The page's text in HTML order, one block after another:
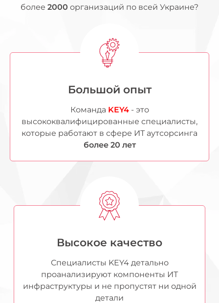
более 2000 организаций по всей Украине?
Большой опыт
Команда KEY4 - это
высококвалифицированные специалисты,
которые работают в сфере ИТ аутсорсинга
более 20 лет
Высокое качество
Специалисты KEY4 детально
проанализируют компоненты ИТ
инфраструктуры и не пропустят ни одной
детали